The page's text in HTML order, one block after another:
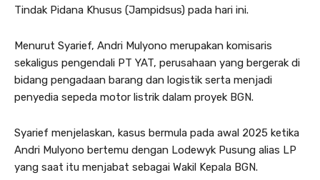
Tindak Pidana Khusus (Jampidsus) pada hari ini.
Menurut Syarief, Andri Mulyono merupakan komisaris
sekaligus pengendali PT YAT, perusahaan yang bergerak di
bidang pengadaan barang dan logistik serta menjadi
penyedia sepeda motor listrik dalam proyek BGN.
Syarief menjelaskan, kasus bermula pada awal 2025 ketika
Andri Mulyono bertemu dengan Lodewyk Pusung alias LP
yang saat itu menjabat sebagai Wakil Kepala BGN.